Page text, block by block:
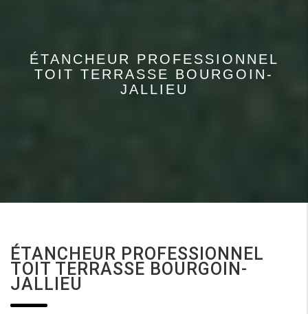
ÉTANCHEUR PROFESSIONNEL
TOIT TERRASSE BOURGOIN-
JALLIEU
ÉTANCHEUR PROFESSIONNEL
TOIT TERRASSE BOURGOIN-
JALLIEU